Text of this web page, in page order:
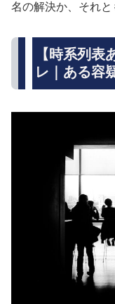
名の解決か、それ
【時系列表
レ｜ある容